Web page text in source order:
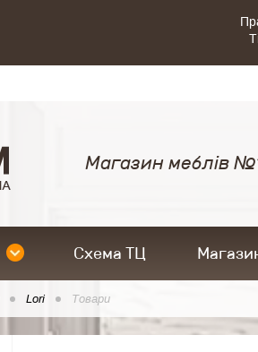
Магазин меблів
Схема ТЦ
Lori Товари